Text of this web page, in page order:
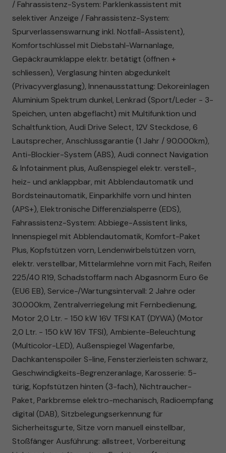
/ Fahrassistenz-System: Parklenkassistent mit
selektiver Anzeige / Fahrassistenz-System:
Spurverlassenswarnung inkl. Notfall-Assistent),
Komfortschlüssel mit Diebstahl-Warnanlage,
Gepäckraumklappe elektr. betätigt (öffnen +
schliessen), Verglasung hinten abgedunkelt
(Privacyverglasung), Innenausstattung: Dekoreinlagen
Aluminium Spektrum dunkel, Lenkrad (Sport/Leder - 3-
Speichen, unten abgeflacht) mit Multifunktion und
Schaltfunktion, Audi Drive Select, 12V Steckdose, 6
Lautsprecher, Anschlussgarantie (1 Jahr / 90.000km),
Anti-Blockier-System (ABS), Audi connect Navigation
& Infotainment plus, Außenspiegel elektr. verstell-,
heiz- und anklappbar, mit Abblendautomatik und
Bordsteinautomatik, Einparkhilfe vorn und hinten
(APS+), Elektronische Differenzialsperre (EDS),
Fahrassistenz-System: Abbiege-Assistent links,
Innenspiegel mit Abblendautomatik, Komfort-Paket
Plus, Kopfstützen vorn, Lendenwirbelstützen vorn,
elektr. verstellbar, Mittelarmlehne vorn mit Fach, Reifen
225/40 R19, Schadstoffarm nach Abgasnorm Euro 6e
(EU6 EB), Service-/Wartungsintervall: 2 Jahre oder
30.000km, Zentralverriegelung mit Fernbedienung,
Motor 2,0 Ltr. - 150 kW 16V TFSI KAT (DYWA) (Motor
2,0 Ltr. - 150 kW 16V TFSI), Ambiente-Beleuchtung
(Multicolor-LED), Außenspiegel Wagenfarbe,
Dachkantenspoiler S-line, Fensterzierleisten schwarz,
Geschwindigkeits-Begrenzeranlage, Karosserie: 5-
türig, Kopfstützen hinten (3-fach), Nichtraucher-
Paket, Parkbremse elektro-mechanisch, Radioempfang
digital (DAB), Sitzbelegungserkennung für
Sicherheitsgurte, Sitze vorn manuell einstellbar,
Stoßfänger Ausführung: allstreet, Vorbereitung